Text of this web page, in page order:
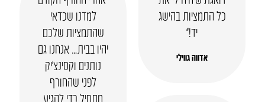
כל התמציות בהישג
יד!”
אדווה גווילי
למדנו שכדאי
שהתמציות שלכם
יהיו בבית… אנחנו גם
נותנים וקסינצ’יק
לפני שהחורף
מתחיל כדי להגיע